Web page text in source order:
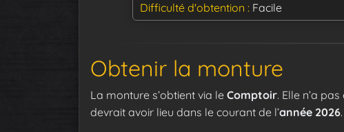
Difficulté d'obtention
Facile
Obtenir la monture
La monture s’obtient via le Comptoir. Elle n’a
devrait avoir lieu dans le courant de l’année 2026.